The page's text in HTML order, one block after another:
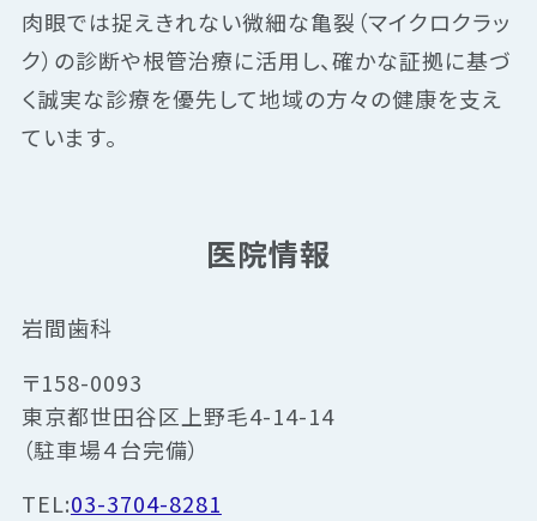
肉眼では捉えきれない微細な亀裂（マイクロクラッ
ク）の診断や根管治療に活用し、確かな証拠に基づ
く誠実な診療を優先して地域の方々の健康を支え
ています。
医院情報
岩間歯科
〒158-0093
東京都世田谷区上野毛4-14-14
（駐車場４台完備）
TEL:03-3704-8281